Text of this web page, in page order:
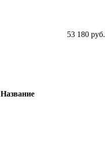
53 180 руб.
Название